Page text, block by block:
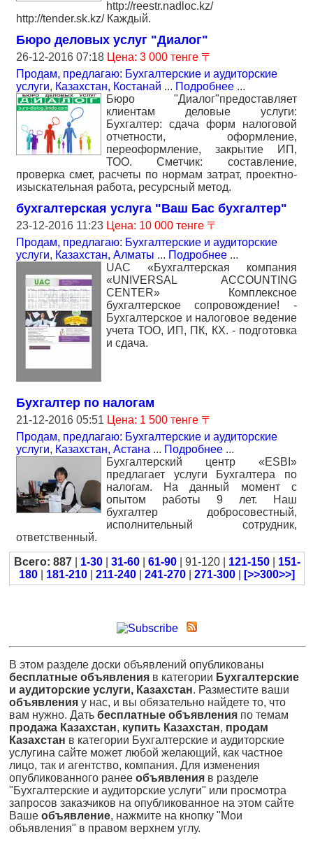
http://reestr.nadloc.kz/
http://tender.sk.kz/ Каждый.
Бюро деловых услуг "Диалог"
26-12-2016 07:18 Цена: 3 000 тенге 〒
Продам, предлагаю: Бухгалтерские и аудиторские
услуги, Казахстан, Костанай ... Подробнее ...
Бюро "Диалог"предоставляет
клиентам деловые услуги:
Бухгалтер: сдача форм налоговой
отчетности, оформление,
переоформление, закрытие ИП,
ТОО. Сметчик: составление,
проверка смет, расчеты по нормам затрат, проектно-
изыскательная работа, ресурсный метод.
бухгалтерская услуга "Ваш Бас бухгалтер"
23-12-2016 11:23 Цена: 10 000 тенге 〒
Продам, предлагаю: Бухгалтерские и аудиторские
услуги, Казахстан, Алматы ... Подробнее ...
UAC «Бухгалтерская компания
«UNIVERSAL ACCOUNTING
CENTER» Комплексное
бухгалтерское сопровождение! -
Бухгалтерское и налоговое ведение
учета ТОО, ИП, ПК, КХ. - подготовка
и сдача.
Бухгалтер по налогам
21-12-2016 05:51 Цена: 1 500 тенге 〒
Продам, предлагаю: Бухгалтерские и аудиторские
услуги, Казахстан, Астана ... Подробнее ...
Бухгалтерcкий центр «ESBI»
предлагает услуги Бухгалтера по
налогам. На данный момент с
опытом работы 9 лет. Наш
бухгалтер добросовестный,
исполнительный сотрудник,
ответственный.
Всего: 887| 1-30| 31-60| 61-90| 91-120 | 121-150| 151-
180
181-210 211-240 241-270 271-300 [>>300>>]
В этом разделе доски объявлений опубликованы
бесплатные объявления в категории Бухгалтерские
и аудиторские услуги, Казахстан. Разместите ваши
объявления у нас, и вы обязательно найдете то, что
вам нужно. Дать бесплатные объявления по темам
продажа Казахстан, купить Казахстан, продам
Казахстан в категории Бухгалтерские и аудиторские
услугина сайте может любой желающий, как частное
лицо, так и агентство, компания. Для изменения
опубликованного ранее объявления в разделе
"Бухгалтерские и аудиторские услуги" или просмотра
запросов заказчиков на опубликованное на этом сайте
Ваше объявление, нажмите на кнопку "Мои
объявления" в правом верхнем углу.